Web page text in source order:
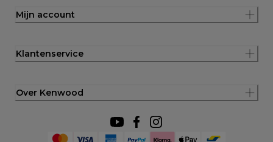
Mijn account
Klantenservice
Over Kenwood